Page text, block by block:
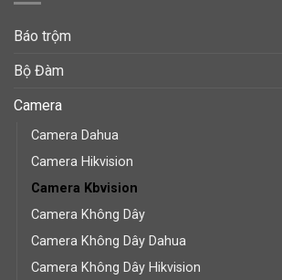
Báo trộm
Bộ Đàm
Camera
Camera Dahua
Camera Hikvision
Camera Kbvision
Camera Không Dây
Camera Không Dây Dahua
Camera Không Dây Hikvision